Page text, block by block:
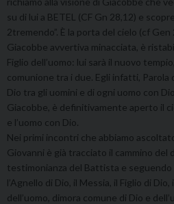
su di lui a BETEL (CF Gn 28,12) e
2tremendo”. È la porta del cielo (cf Gen
Giacobbe avvertiva minacciata, è
Figlio dell’uomo: lui sarà il nuovo
comunione tra i due. Egli infatti, Parola
Dio tra gli uomini e di ogni uomo con
Giacobbe, è definitivamente aperto il
e l’uomo con Dio.
Nei primi incontri che abbiamo
Giovanni è già tracciato il cammino del
testimonianza del Battista e seguendo
l’Agnello di Dio, il Messia, il Figlio di Dio,
dell’uomo, dimora comune di Dio e